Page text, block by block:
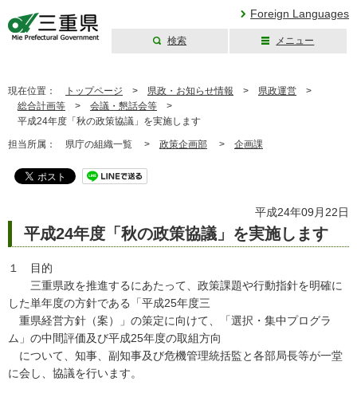
Foreign Languages
検索 メニュー
現在位置： トップページ > 県政・お知らせ情報 > 県政運営 >
総合計画等 > 会議・懇話会等 >
平成24年度「秋の政策協議」を実施します
担当所属： 県庁の組織一覧 > 政策企画部 > 企画課
平成24年09月22日
平成24年度「秋の政策協議」を実施します
１ 目的
三重県政を推進するにあたって、政策課題や行動指針を明確に
した単年度の方針である「平成25年度三
重県経営方針（案）」の策定に向けて、「選択・集中プログラ
ム」の中間評価及び平成25年度の取組方向
について、知事、副知事及び危機管理統括監と各部局長等が一堂
に会し、協議を行います。